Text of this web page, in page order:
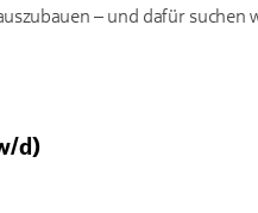
– und dafür
d)